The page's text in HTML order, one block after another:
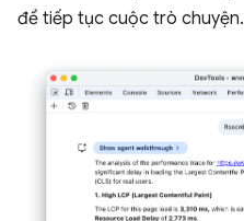
để tiếp tục cuộc trò chuyện.